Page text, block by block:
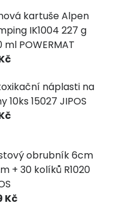
kartuše Alpen
IK1004 227 g
ml POWERMAT
náplasti na
10ks 15027 JIPOS
obrubník 6cm
+ 30 kolíků R1020
Kč